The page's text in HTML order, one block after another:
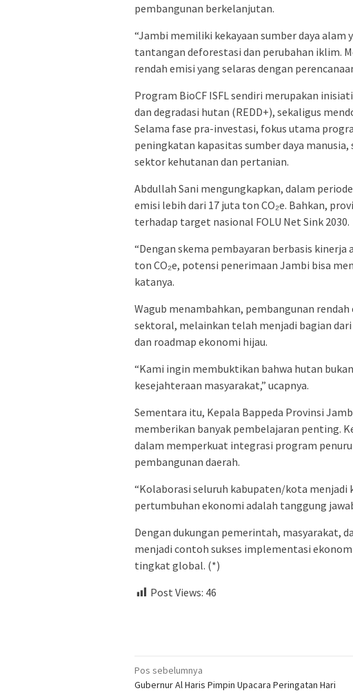
pembangunan berkelanjutan.
“Jambi memiliki kekayaan sumber daya alam
tantangan deforestasi dan perubahan iklim.
rendah emisi yang selaras dengan
Program BioCF ISFL sendiri merupakan
dan degradasi hutan (REDD+), sekaligus
Selama fase pra-investasi, fokus utama
peningkatan kapasitas sumber daya
sektor kehutanan dan pertanian.
Abdullah Sani mengungkapkan, dalam
emisi lebih dari 17 juta ton CO₂e. Bahkan,
terhadap target nasional FOLU Net Sink 2030.
“Dengan skema pembayaran berbasis kinerja
ton CO₂e, potensi penerimaan Jambi bisa
katanya.
Wagub menambahkan, pembangunan
sektoral, melainkan telah menjadi bagian
dan roadmap ekonomi hijau.
“Kami ingin membuktikan bahwa hutan
kesejahteraan masyarakat,” ucapnya.
Sementara itu, Kepala Bappeda Provinsi
memberikan banyak pembelajaran penting.
dalam memperkuat integrasi program
pembangunan daerah.
“Kolaborasi seluruh kabupaten/kota menjadi
pertumbuhan ekonomi adalah tanggung
Dengan dukungan pemerintah, masyarakat,
menjadi contoh sukses implementasi
tingkat global. (*)
Post Views: 46
Navigasi
Pos sebelumnya
Gubernur Al Haris Pimpin Upacara Peringatan Hari